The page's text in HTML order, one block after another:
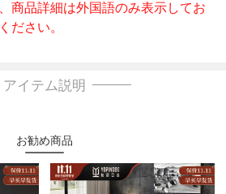
商品詳細は外国語のみ表示してお
ださい。
アイテム説明
お勧め商品